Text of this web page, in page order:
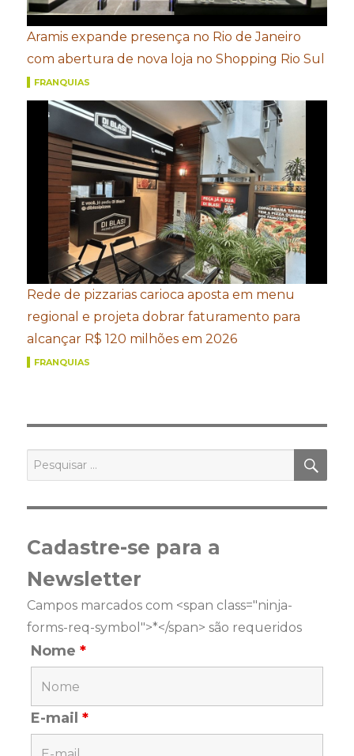
Aramis expande presença no Rio de Janeiro
com abertura de nova loja no Shopping Rio Sul
FRANQUIAS
Rede de pizzarias carioca aposta em menu
regional e projeta dobrar faturamento para
alcançar R$ 120 milhões em 2026
FRANQUIAS
por:
Cadastre-se para a
Newsletter
Campos marcados com <span class="ninja-
forms-req-symbol">*</span> são requeridos
Nome*
E-mail*